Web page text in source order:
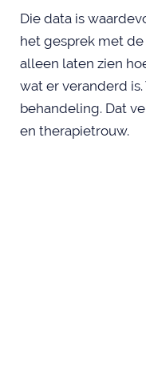
Die data is
het gesprek met
alleen laten zien
wat er veranderd
behandeling. Dat
en therapietrouw.